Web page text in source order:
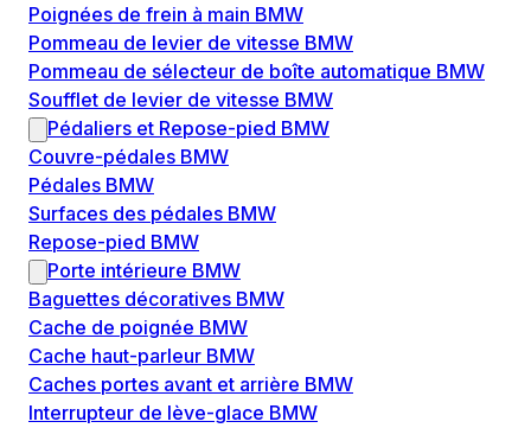
Poignées de frein à main BMW
Pommeau de levier de vitesse BMW
Pommeau de sélecteur de boîte automatique BMW
Soufflet de levier de vitesse BMW
Pédaliers et Repose-pied BMW
Couvre-pédales BMW
Pédales BMW
Surfaces des pédales BMW
Repose-pied BMW
Porte intérieure BMW
Baguettes décoratives BMW
Cache de poignée BMW
Cache haut-parleur BMW
Caches portes avant et arrière BMW
Interrupteur de lève-glace BMW